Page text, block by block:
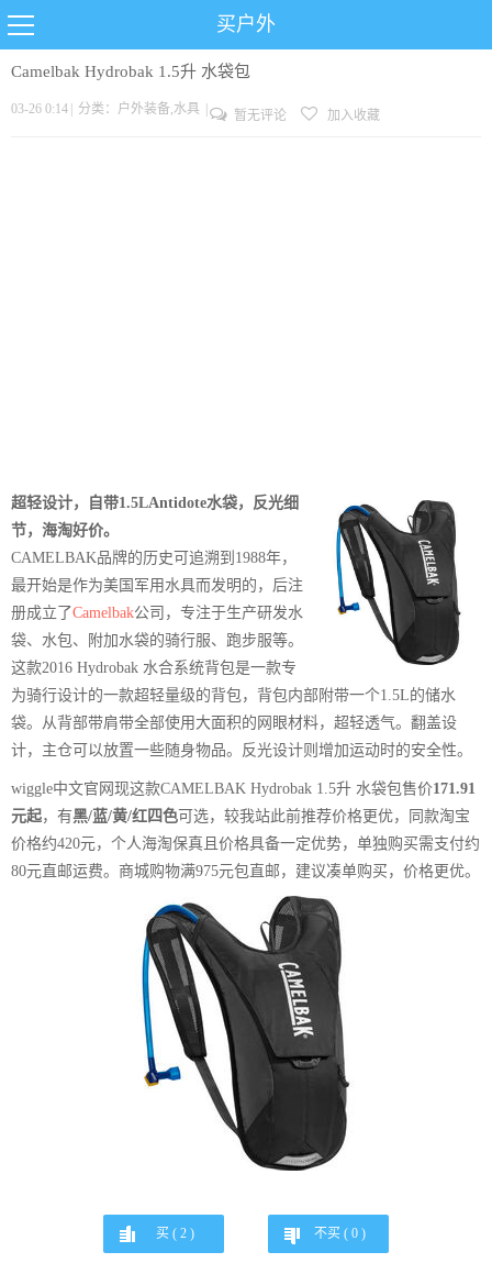
买户外
Camelbak Hydrobak 1.5升 水袋包
03-26 0:14 分类： 户外装备,水具 暂无评论 加入收藏
超轻设计，自带1.5LAntidote水袋，反光细
节，海淘好价。
CAMELBAK品牌的历史可追溯到1988年，
最开始是作为美国军用水具而发明的，后注
册成立了Camelbak公司，专注于生产研发水
袋、水包、附加水袋的骑行服、跑步服等。
这款2016 Hydrobak 水合系统背包是一款专
为骑行设计的一款超轻量级的背包，背包内部附带一个1.5L的储水
袋。从背部带肩带全部使用大面积的网眼材料，超轻透气。翻盖设
计，主仓可以放置一些随身物品。反光设计则增加运动时的安全性。
wiggle中文官网现这款CAMELBAK Hydrobak 1.5升 水袋包售价171.91
元起，有黑/蓝/黄/红四色可选，较我站此前推荐价格更优，同款淘宝
价格约420元，个人海淘保真且价格具备一定优势，单独购买需支付约
80元直邮运费。商城购物满975元包直邮，建议凑单购买，价格更优。
买 ( 2) 不买 ( 0)